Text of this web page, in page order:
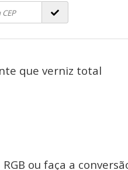
que verniz total
ou faça a